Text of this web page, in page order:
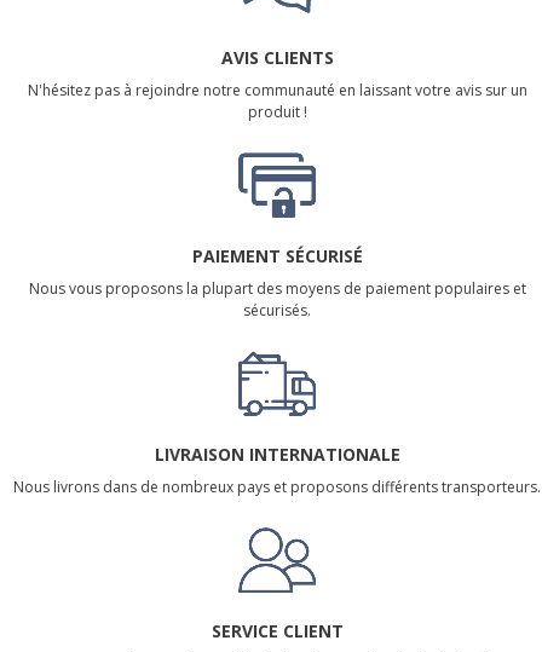
AVIS CLIENTS
N'hésitez pas à rejoindre notre communauté en laissant votre avis sur un
produit !
PAIEMENT SÉCURISÉ
Nous vous proposons la plupart des moyens de paiement populaires et
sécurisés.
LIVRAISON INTERNATIONALE
Nous livrons dans de nombreux pays et proposons différents transporteurs.
SERVICE CLIENT